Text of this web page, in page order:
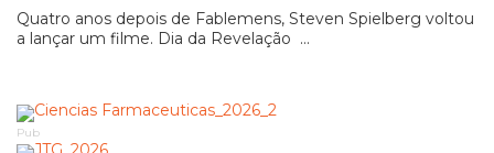
Quatro anos depois de Fablemens, Steven Spielberg voltou
a lançar um filme. Dia da Revelação ...
Pub